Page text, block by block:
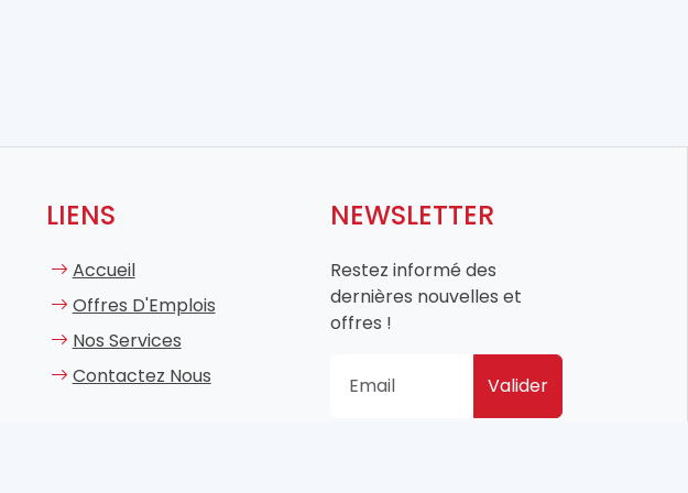
LIENS
Accueil
Offres D'Emplois
Nos Services
Contactez Nous
NEWSLETTER
Restez informé des
dernières nouvelles et
offres !
Valider